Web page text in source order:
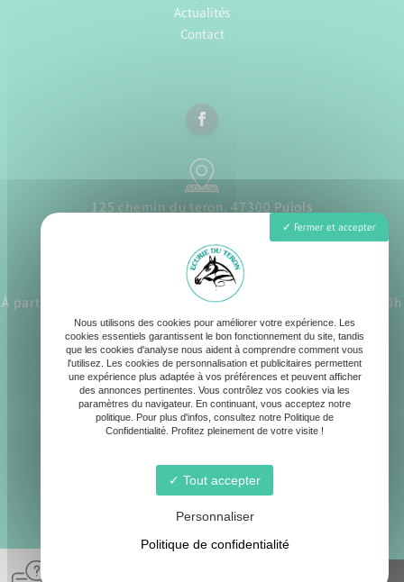
Actualités
Contact
125 chemin du teron, 47300 Pujols
À partir du 1er juillet Lundi - Samedi : 8h30 - 12h30 / 17h - 20h
contact@ecurie-du-teron.fr
06 19 90 80 39
Fermer et accepter
Nous utilisons des cookies pour améliorer votre expérience. Les
cookies essentiels garantissent le bon fonctionnement du site, tandis
que les cookies d'analyse nous aident à comprendre comment vous
l'utilisez. Les cookies de personnalisation et publicitaires permettent
une expérience plus adaptée à vos préférences et peuvent afficher
des annonces pertinentes. Vous contrôlez vos cookies via les
paramètres du navigateur. En continuant, vous acceptez notre
politique. Pour plus d'infos, consultez notre Politique de
Confidentialité. Profitez pleinement de votre visite !
Tout accepter
Personnaliser
Politique de confidentialité